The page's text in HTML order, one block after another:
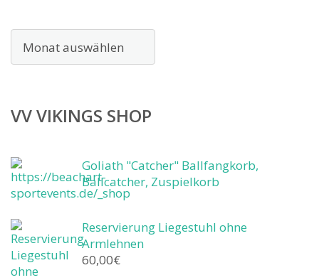
Archiv
VV VIKINGS SHOP
Goliath "Catcher" Ballfangkorb,
Ballcatcher, Zuspielkorb
Reservierung Liegestuhl ohne
Armlehnen
60,00€